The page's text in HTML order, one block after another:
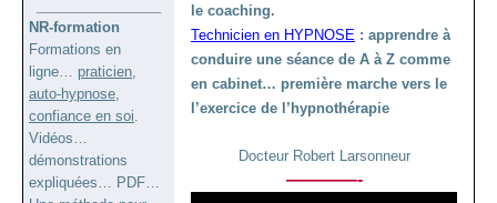
NR-formation
Formations en
ligne… praticien
auto-hypnose
confiance en soi
Vidéos…
démonstrations
expliquées… PDF…
le coaching.
Technicien en HYPNOSE : apprendre à
conduire une séance de A à Z comme
en cabinet… première marche vers le
l’exercice de l’hypnothérapie
Docteur Robert Larsonneur
————-